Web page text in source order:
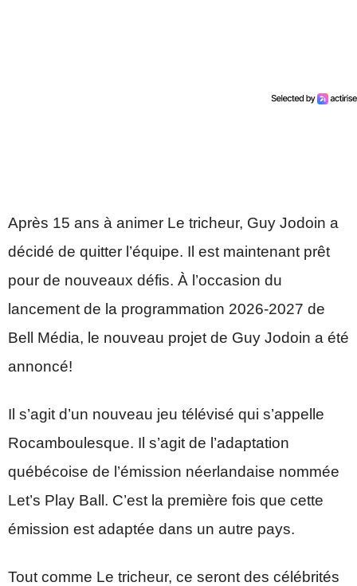
Après 15 ans à animer Le tricheur, Guy Jodoin a
décidé de quitter l’équipe. Il est maintenant prêt
pour de nouveaux défis. À l’occasion du
lancement de la programmation 2026-2027 de
Bell Média, le nouveau projet de Guy Jodoin a été
annoncé!
Il s’agit d’un nouveau jeu télévisé qui s’appelle
Rocamboulesque. Il s’agit de l’adaptation
québécoise de l’émission néerlandaise nommée
Let’s Play Ball. C’est la première fois que cette
émission est adaptée dans un autre pays.
Tout comme Le tricheur, ce seront des célébrités